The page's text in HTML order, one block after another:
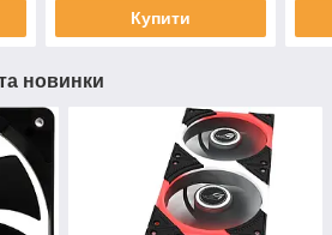
Купити
новинки